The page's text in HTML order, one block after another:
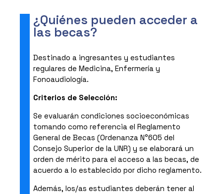
¿Quiénes pueden acceder a
las becas?
Destinado a ingresantes y estudiantes
regulares de Medicina, Enfermería y
Fonoaudiología.
Criterios de Selección:
Se evaluarán condiciones socioeconómicas
tomando como referencia el Reglamento
General de Becas (Ordenanza N°605 del
Consejo Superior de la UNR) y se elaborará un
orden de mérito para el acceso a las becas, de
acuerdo a lo establecido por dicho reglamento.
Además, los/as estudiantes deberán tener al